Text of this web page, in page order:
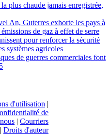
plus chaude jamais enregistrée,
An, Guterres exhorte les pays à
de gaz à effet de serre
pour renforcer la sécurité
systèmes agricoles
de guerres commerciales font
d'utilisation |
de
|Courriers
|Droits d'auteur